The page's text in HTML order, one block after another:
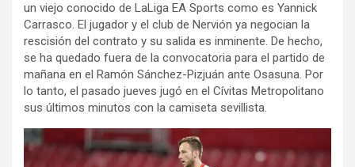
un viejo conocido de LaLiga EA Sports como es Yannick
Carrasco. El jugador y el club de Nervión ya negocian la
rescisión del contrato y su salida es inminente. De hecho,
se ha quedado fuera de la convocatoria para el partido de
mañana en el Ramón Sánchez-Pizjuán ante Osasuna. Por
lo tanto, el pasado jueves jugó en el Cívitas Metropolitano
sus últimos minutos con la camiseta sevillista.